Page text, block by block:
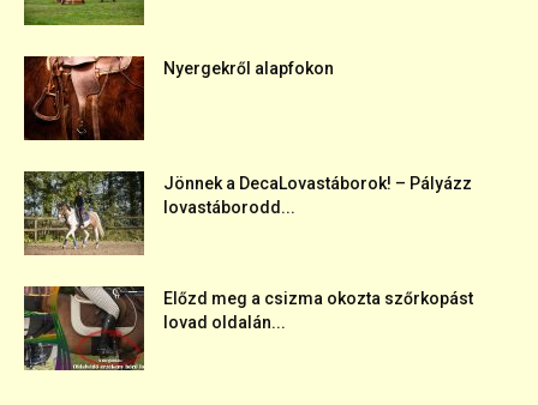
Nyergekről alapfokon
Jönnek a DecaLovastáborok! – Pályázz
lovastáborodd...
Előzd meg a csizma okozta szőrkopást
lovad oldalán...